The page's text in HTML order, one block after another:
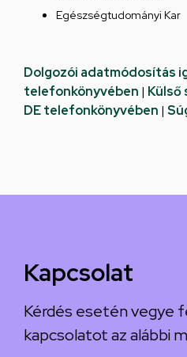
Egészségtudományi Kar
Dolgozói adatmódosítás
telefonkönyvében | Külső
DE telefonkönyvében |
Kapcsolat
Kérdés esetén vegye
kapcsolatot az alábbi